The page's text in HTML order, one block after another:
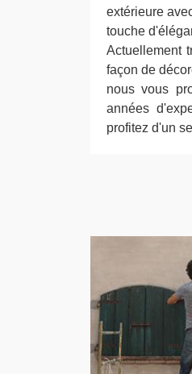
extérieure
touche
Actuellement
façon de
nous vous
années
profitez d'un